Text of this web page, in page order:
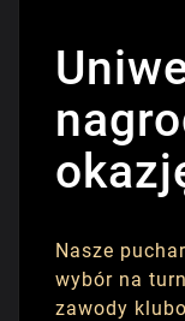
Nasze
wybór na
zawody